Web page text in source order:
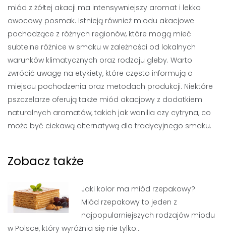
miód z żółtej akacji ma intensywniejszy aromat i lekko
owocowy posmak. Istnieją również miodu akacjowe
pochodzące z różnych regionów, które mogą mieć
subtelne różnice w smaku w zależności od lokalnych
warunków klimatycznych oraz rodzaju gleby. Warto
zwrócić uwagę na etykiety, które często informują o
miejscu pochodzenia oraz metodach produkcji. Niektóre
pszczelarze oferują także miód akacjowy z dodatkiem
naturalnych aromatów, takich jak wanilia czy cytryna, co
może być ciekawą alternatywą dla tradycyjnego smaku.
Zobacz także
Jaki kolor ma miód rzepakowy?
Miód rzepakowy to jeden z
najpopularniejszych rodzajów miodu
w Polsce, który wyróżnia się nie tylko…